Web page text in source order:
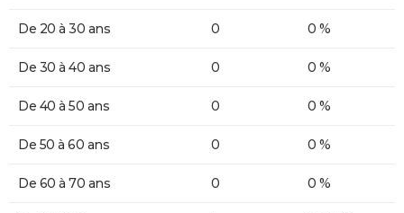
De 20 à 30 ans 0 0 %
De 30 à 40 ans 0 0 %
De 40 à 50 ans 0 0 %
De 50 à 60 ans 0 0 %
De 60 à 70 ans 0 0 %